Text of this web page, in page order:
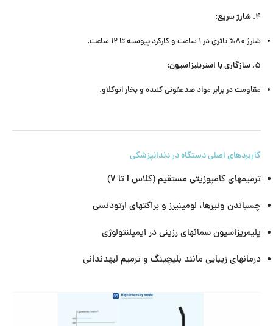
۴. شارژ سریع:
شارژ ۸۰% باتری در ۱ ساعت و کارکرد پیوسته تا ۱۲ ساعت.
۵. سازگاری با استریلیزاسیون:
مقاومت در برابر مواد ضدعفونی کننده و بخار اتوکلاو.
کاربردهای اصلی دستگاه در دندانپزشکی
ترمیمهای کامپوزیتی مستقیم (کلاس I تا V)
چسباندن ونیرها، لومینیرز و براکتهای ارتودنسی
پلیمریزاسیون سمانهای رزینی در ایمپلنتولوژی
درمانهای زیبایی مانند بلیچینگ و ترمیم لبهدندانی